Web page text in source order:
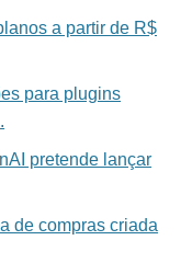
a partir de R$
para plugins
pretende lançar
de compras criada